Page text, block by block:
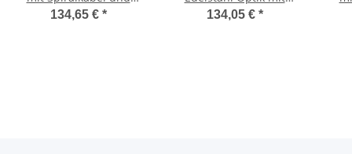
Rasiersteckdose (Excel
134,65 € *
Spiralkabel und
134,05 € *